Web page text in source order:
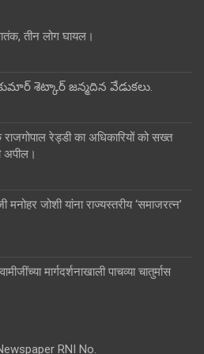
तीन लोग घायल।
శెట్కార్ జన్మదిన వేడుకలు.
रेड्डी का अधिकारियों को सख्त
जोशी यांना राज्यस्तरीय ‘समाजरत्न’
मार्गदर्शनाखाली पाचव्या चातुर्मास
RNI No.